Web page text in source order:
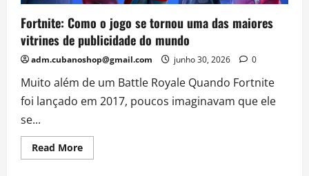
Fortnite: Como o jogo se tornou uma das maiores
vitrines de publicidade do mundo
adm.cubanoshop@gmail.com junho 30, 2026 0
Muito além de um Battle Royale Quando Fortnite
foi lançado em 2017, poucos imaginavam que ele
se...
Read MoreRead
more